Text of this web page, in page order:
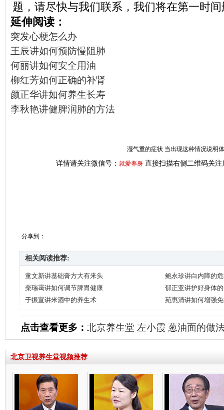
题，请尽快与我们联系，我们将在第一时
延伸阅读：
突发心梗怎么办
王辰讲如何预防慢阻肺
何丽讲如何安全用油
柳红芳如何正确的补肾
颜正华讲如何养生长寿
李秋艳讲健脾润肺的方法
湿气重的症状 当出现这种情况说明
详情请关注微信号： 就爱养身 直接扫描右侧二维码关注
分享到：
相关阅读推荐:
童文新讲基础膏方大有来头
鲍永珍讲白内障的
柴瑞霭讲如何调节脾胃健康
郁正亚讲护好身体
于振宣讲米酒中的养生术
苑惠清讲如何增强
点击查看更多： 北京养生堂 左小霞 葱油面的做
北京卫视养生堂视频推荐